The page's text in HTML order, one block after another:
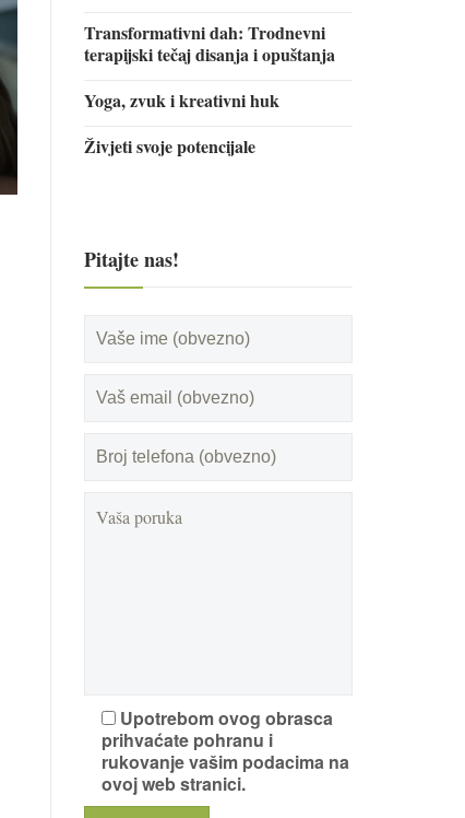
Transformativni dah: Trodnevni
terapijski tečaj disanja i opuštanja
Yoga, zvuk i kreativni huk
Živjeti svoje potencijale
Pitajte nas!
Upotrebom ovog obrasca
prihvaćate pohranu i
rukovanje vašim podacima na
ovoj web stranici.